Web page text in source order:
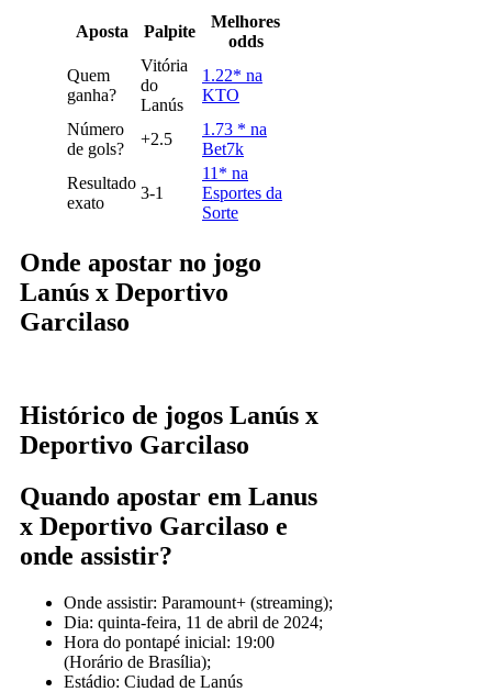
Aposta Palpite
Melhores
odds
Quem
ganha?
Vitória
do
Lanús
1.22* na
KTO
Número
de gols?
+2.5
1.73 * na
Bet7k
Resultado
exato
3-1
11* na
Esportes da
Sorte
Onde apostar no jogo
Lanús x Deportivo
Garcilaso
Histórico de jogos Lanús x
Deportivo Garcilaso
Quando apostar em Lanus
x Deportivo Garcilaso e
onde assistir?
Onde assistir: Paramount+ (streaming);
Dia: quinta-feira, 11 de abril de 2024;
Hora do pontapé inicial: 19:00
(Horário de Brasília);
Estádio: Ciudad de Lanús